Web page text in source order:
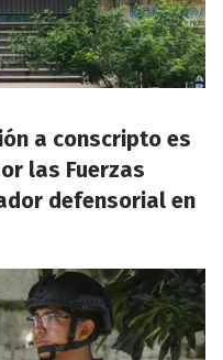
a conscripto es
las Fuerzas
defensorial en